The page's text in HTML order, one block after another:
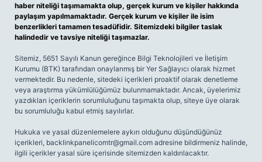
haber niteliği taşımamakta olup, gerçek kurum ve kişiler hakkında
paylaşım yapılmamaktadır. Gerçek kurum ve kişiler ile isim
benzerlikleri tamamen tesadüfidir. Sitemizdeki bilgiler taslak
halindedir ve tavsiye niteliği taşımazlar.
Sitemiz, 5651 Sayılı Kanun gereğince Bilgi Teknolojileri ve İletişim
Kurumu (BTK) tarafından onaylanmış bir Yer Sağlayıcı olarak hizmet
vermektedir. Bu nedenle, sitedeki içerikleri proaktif olarak denetleme
veya araştırma yükümlülüğümüz bulunmamaktadır. Ancak, üyelerimiz
yazdıkları içeriklerin sorumluluğunu taşımakta olup, siteye üye olarak
bu sorumluluğu kabul etmiş sayılırlar.
Hukuka ve yasal düzenlemelere aykırı olduğunu düşündüğünüz
içerikleri, backlinkpanelicomtr@gmail.com adresine bildirmeniz halinde,
ilgili içerikler yasal süre içerisinde sitemizden kaldırılacaktır.